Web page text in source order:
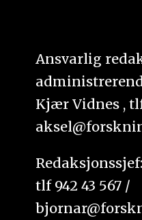
Ansvarlig
Kjær Vidnes , tlf
tlf 942 43 567 /